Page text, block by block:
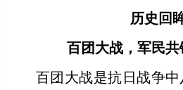
历史回
百团大战，军民
百团大战是抗日战争